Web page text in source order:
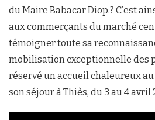
du Maire Babacar Diop.? C’est
aux commerçants du marché
témoigner toute sa
mobilisation exceptionnelle des
réservé un accueil chaleureux au
son séjour à Thiès, du 3 au 4 avril